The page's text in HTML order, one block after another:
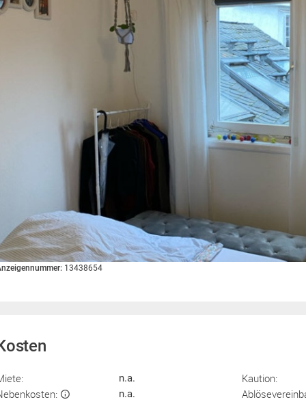
13438654
n.a.
n.a.
Kaution: